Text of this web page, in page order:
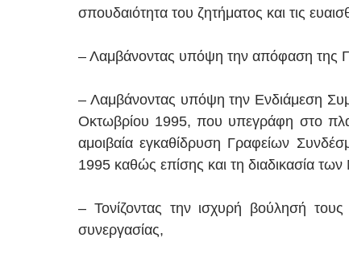
σπουδαιότητα του ζητήματος και τις
– Λαμβάνοντας υπόψη την απόφαση της
– Λαμβάνοντας υπόψη την Ενδιάμεση
Οκτωβρίου 1995, που υπεγράφη στο
αμοιβαία εγκαθίδρυση Γραφείων
1995 καθώς επίσης και τη διαδικασία
– Τονίζοντας την ισχυρή βούλησή τους
συνεργασίας,